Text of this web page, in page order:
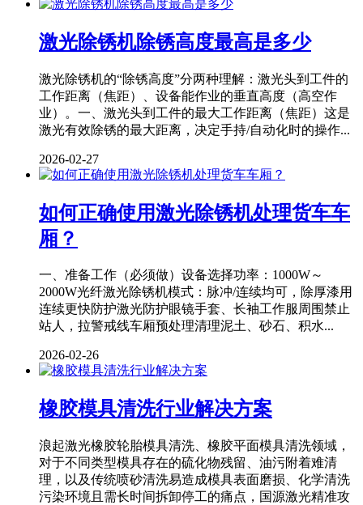
激光除锈机除锈高度最高是多少
激光除锈机的“除锈高度”分两种理解：激光头到工件的
工作距离（焦距）、设备能作业的垂直高度（高空作
业）。一、激光头到工件的最大工作距离（焦距）这是
激光有效除锈的最大距离，决定手持/自动化时的操作...
2026-02-27
如何正确使用激光除锈机处理货车车
厢？
一、准备工作（必须做）设备选择功率：1000W～
2000W光纤激光除锈机模式：脉冲/连续均可，除厚漆用
连续更快防护激光防护眼镜手套、长袖工作服周围禁止
站人，拉警戒线车厢预处理清理泥土、砂石、积水...
2026-02-26
橡胶模具清洗行业解决方案
浪起激光橡胶轮胎模具清洗、橡胶平面模具清洗领域，
对于不同类型模具存在的硫化物残留、油污附着难清
理，以及传统喷砂清洗易造成模具表面磨损、化学清洗
污染环境且需长时间拆卸停工的痛点，国源激光精准攻